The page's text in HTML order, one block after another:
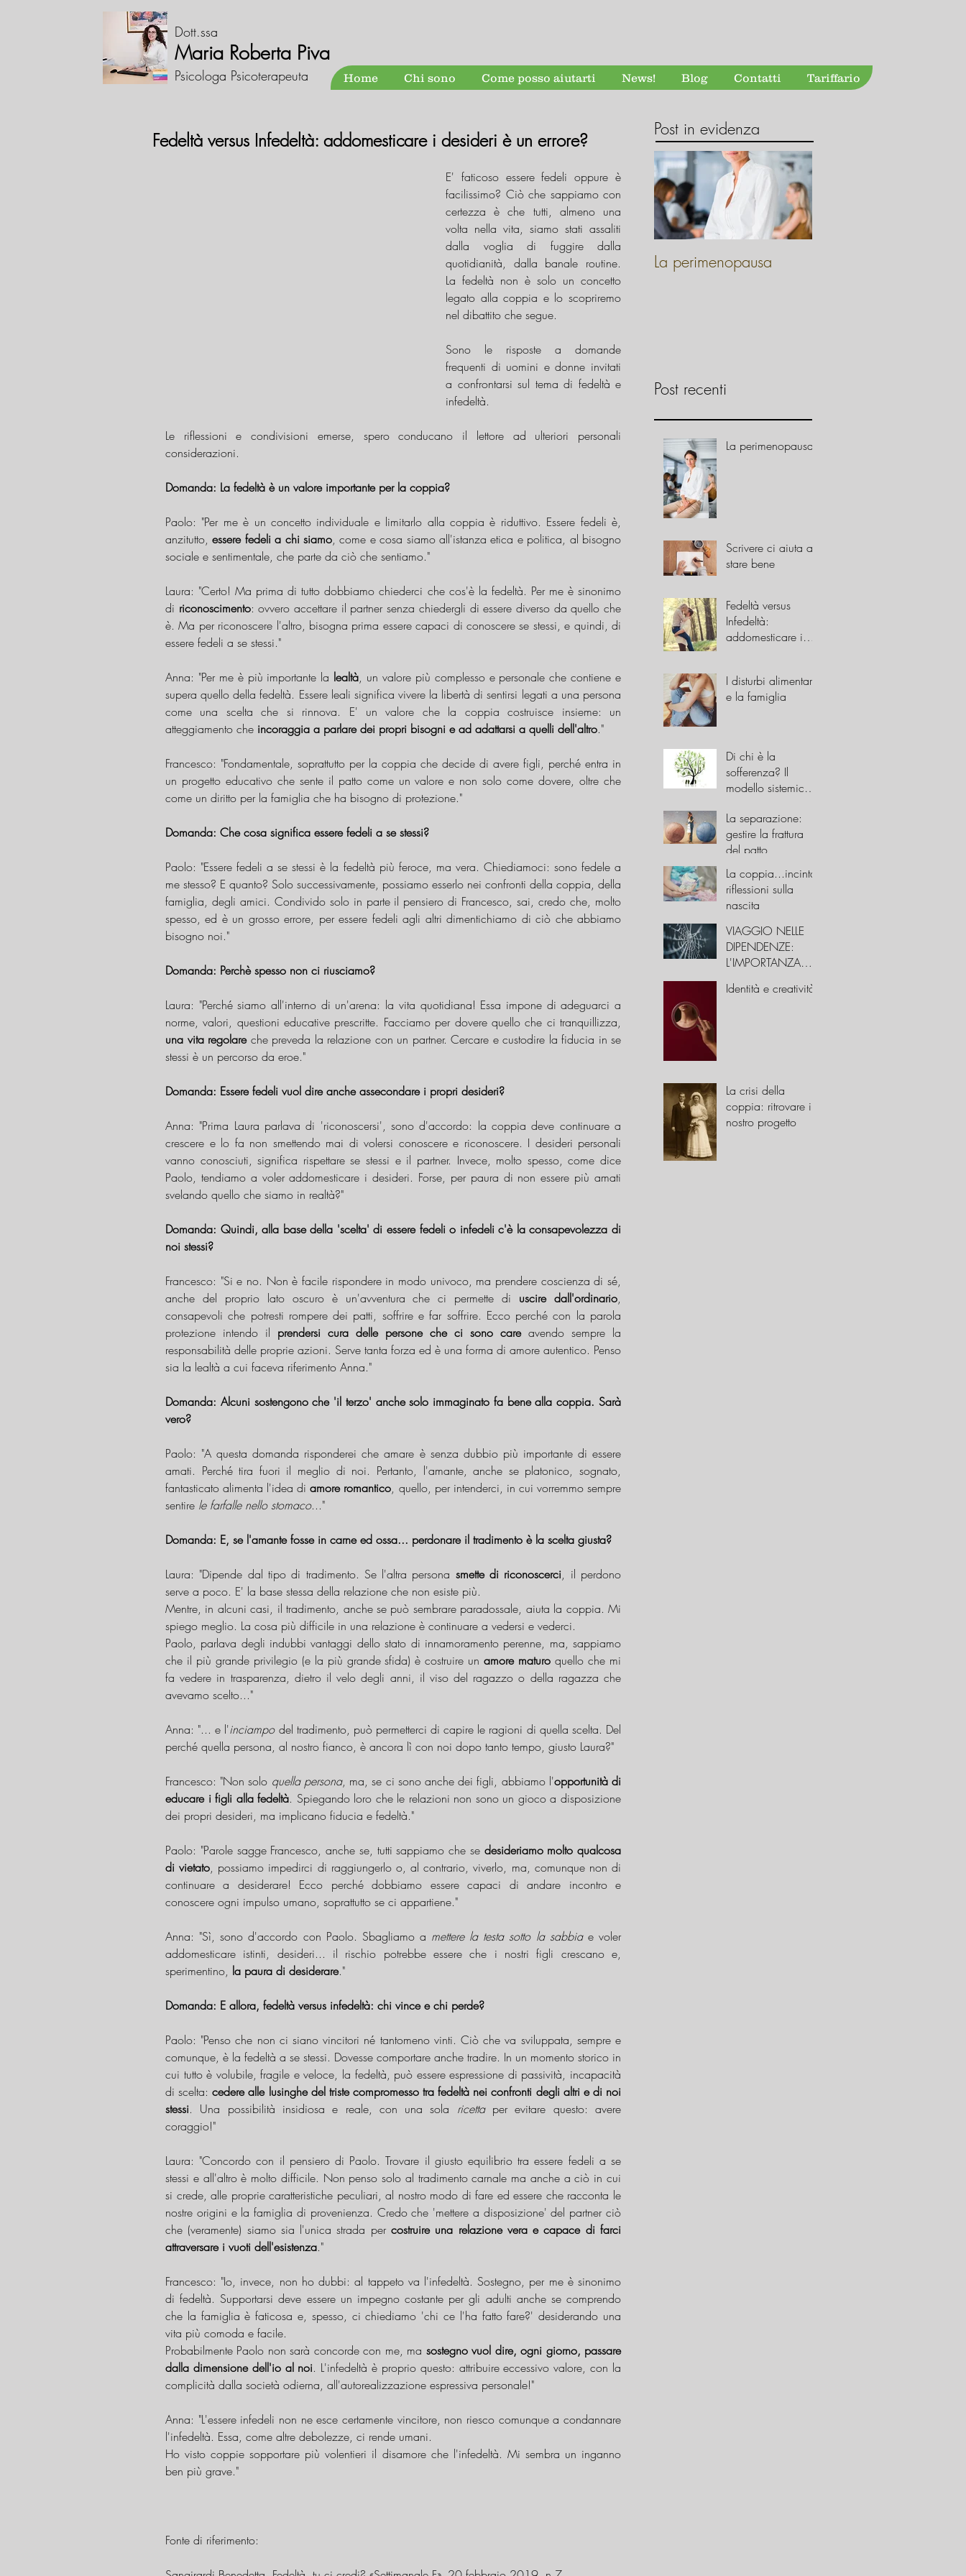
Dott.ssa
Maria Roberta Piva
Psicologa Psicoterapeuta Home Chi sono Come posso aiutarti News! Blog Contatti Tariffario
Fedeltà versus Infedeltà: addomesticare i desideri è un errore?
E' faticoso essere fedeli oppure è
facilissimo? Ciò che sappiamo con
certezza è che tutti, almeno una
volta nella vita, siamo stati assaliti
dalla voglia di fuggire dalla
quotidianità, dalla banale routine.
La fedeltà non è solo un concetto
legato alla coppia e lo scopriremo
nel dibattito che segue.
Sono le risposte a domande
frequenti di uomini e donne invitati
a confrontarsi sul tema di fedeltà e
infedeltà.
Le riflessioni e condivisioni emerse, spero conducano il lettore ad ulteriori personali
considerazioni.
Domanda: La fedeltà è un valore importante per la coppia?
Paolo: "Per me è un concetto individuale e limitarlo alla coppia è riduttivo. Essere fedeli è,
anzitutto, essere fedeli a chi siamo, come e cosa siamo all'istanza etica e politica, al bisogno
sociale e sentimentale, che parte da ciò che sentiamo."
Laura: "Certo! Ma prima di tutto dobbiamo chiederci che cos'è la fedeltà. Per me è sinonimo
di riconoscimento: ovvero accettare il partner senza chiedergli di essere diverso da quello che
è. Ma per riconoscere l'altro, bisogna prima essere capaci di conoscere se stessi, e quindi, di
essere fedeli a se stessi."
Anna: "Per me è più importante la lealtà, un valore più complesso e personale che contiene e
supera quello della fedeltà. Essere leali significa vivere la libertà di sentirsi legati a una persona
come una scelta che si rinnova. E' un valore che la coppia costruisce insieme: un
atteggiamento che incoraggia a parlare dei propri bisogni e ad adattarsi a quelli dell'altro."
Francesco: "Fondamentale, soprattutto per la coppia che decide di avere figli, perché entra in
un progetto educativo che sente il patto come un valore e non solo come dovere, oltre che
come un diritto per la famiglia che ha bisogno di protezione."
Domanda: Che cosa significa essere fedeli a se stessi?
Paolo: "Essere fedeli a se stessi è la fedeltà più feroce, ma vera. Chiediamoci: sono fedele a
me stesso? E quanto? Solo successivamente, possiamo esserlo nei confronti della coppia, della
famiglia, degli amici. Condivido solo in parte il pensiero di Francesco, sai, credo che, molto
spesso, ed è un grosso errore, per essere fedeli agli altri dimentichiamo di ciò che abbiamo
bisogno noi."
Domanda: Perchè spesso non ci riusciamo?
Laura: "Perché siamo all'interno di un'arena: la vita quotidiana! Essa impone di adeguarci a
una vita regolare che preveda la relazione con un partner. Cercare e custodire la fiducia in se
stessi è un percorso da eroe."
Domanda: Essere fedeli vuol dire anche assecondare i propri desideri?
Anna: "Prima Laura parlava di 'riconoscersi', sono d'accordo: la coppia deve continuare a
crescere e lo fa non smettendo mai di volersi conoscere e riconoscere. I desideri personali
vanno conosciuti, significa rispettare se stessi e il partner. Invece, molto spesso, come dice
Paolo, tendiamo a voler addomesticare i desideri. Forse, per paura di non essere più amati
svelando quello che siamo in realtà?"
Domanda: Quindi, alla base della 'scelta' di essere fedeli o infedeli c'è la consapevolezza di
noi stessi?
Francesco: "Si e no. Non è facile rispondere in modo univoco, ma prendere coscienza di sé,
anche del proprio lato oscuro è un'avventura che ci permette di uscire dall'ordinario,
consapevoli che potresti rompere dei patti, soffrire e far soffrire. Ecco perché con la parola
protezione intendo il prendersi cura delle persone che ci sono care avendo sempre la
responsabilità delle proprie azioni. Serve tanta forza ed è una forma di amore autentico. Penso
sia la lealtà a cui faceva riferimento Anna."
Domanda: Alcuni sostengono che 'il terzo' anche solo immaginato fa bene alla coppia. Sarà
vero?
Paolo: "A questa domanda risponderei che amare è senza dubbio più importante di essere
amati. Perché tira fuori il meglio di noi. Pertanto, l'amante, anche se platonico, sognato,
fantasticato alimenta l'idea di amore romantico, quello, per intenderci, in cui vorremmo sempre
sentire le farfalle nello stomaco..."
Domanda: E, se l'amante fosse in carne ed ossa... perdonare il tradimento è la scelta giusta?
Laura: "Dipende dal tipo di tradimento. Se l'altra persona smette di riconoscerci, il perdono
serve a poco. E' la base stessa della relazione che non esiste più.
Mentre, in alcuni casi, il tradimento, anche se può sembrare paradossale, aiuta la coppia. Mi
spiego meglio. La cosa più difficile in una relazione è continuare a vedersi e vederci.
Paolo, parlava degli indubbi vantaggi dello stato di innamoramento perenne, ma, sappiamo
che il più grande privilegio (e la più grande sfida) è costruire un amore maturo quello che mi
fa vedere in trasparenza, dietro il velo degli anni, il viso del ragazzo o della ragazza che
avevamo scelto..."
Anna: "... e l'inciampo del tradimento, può permetterci di capire le ragioni di quella scelta. Del
perché quella persona, al nostro fianco, è ancora lì con noi dopo tanto tempo, giusto Laura?"
Francesco: "Non solo quella persona, ma, se ci sono anche dei figli, abbiamo l'opportunità di
educare i figli alla fedeltà. Spiegando loro che le relazioni non sono un gioco a disposizione
dei propri desideri, ma implicano fiducia e fedeltà."
Paolo: "Parole sagge Francesco, anche se, tutti sappiamo che se desideriamo molto qualcosa
di vietato, possiamo impedirci di raggiungerlo o, al contrario, viverlo, ma, comunque non di
continuare a desiderare! Ecco perché dobbiamo essere capaci di andare incontro e
conoscere ogni impulso umano, soprattutto se ci appartiene."
Anna: "Sì, sono d'accordo con Paolo. Sbagliamo a mettere la testa sotto la sabbia e voler
addomesticare istinti, desideri... il rischio potrebbe essere che i nostri figli crescano e,
sperimentino, la paura di desiderare."
Domanda: E allora, fedeltà versus infedeltà: chi vince e chi perde?
Paolo: "Penso che non ci siano vincitori né tantomeno vinti. Ciò che va sviluppata, sempre e
comunque, è la fedeltà a se stessi. Dovesse comportare anche tradire. In un momento storico in
cui tutto è volubile, fragile e veloce, la fedeltà, può essere espressione di passività, incapacità
di scelta: cedere alle lusinghe del triste compromesso tra fedeltà nei confronti degli altri e di noi
stessi. Una possibilità insidiosa e reale, con una sola ricetta per evitare questo: avere
coraggio!"
Laura: "Concordo con il pensiero di Paolo. Trovare il giusto equilibrio tra essere fedeli a se
stessi e all'altro è molto difficile. Non penso solo al tradimento carnale ma anche a ciò in cui
si crede, alle proprie caratteristiche peculiari, al nostro modo di fare ed essere che racconta le
nostre origini e la famiglia di provenienza. Credo che 'mettere a disposizione' del partner ciò
che (veramente) siamo sia l'unica strada per costruire una relazione vera e capace di farci
attraversare i vuoti dell'esistenza."
Francesco: "Io, invece, non ho dubbi: al tappeto va l'infedeltà. Sostegno, per me è sinonimo
di fedeltà. Supportarsi deve essere un impegno costante per gli adulti anche se comprendo
che la famiglia è faticosa e, spesso, ci chiediamo 'chi ce l'ha fatto fare?' desiderando una
vita più comoda e facile.
Probabilmente Paolo non sarà concorde con me, ma sostegno vuol dire, ogni giorno, passare
dalla dimensione dell'io al noi. L'infedeltà è proprio questo: attribuire eccessivo valore, con la
complicità dalla società odierna, all'autorealizzazione espressiva personale!"
Anna: "L'essere infedeli non ne esce certamente vincitore, non riesco comunque a condannare
l'infedeltà. Essa, come altre debolezze, ci rende umani.
Ho visto coppie sopportare più volentieri il disamore che l'infedeltà. Mi sembra un inganno
ben più grave."
Fonte di riferimento:
Post in evidenza
La perimenopausa
Post recenti
La perimenopausa
Scrivere ci aiuta a
stare bene
Fedeltà versus
Infedeltà:
addomesticare i
I disturbi alimentari
e la famiglia
Di chi è la
sofferenza? Il
modello sistemico-
La separazione:
gestire la frattura
del patto
La coppia...incinta:
riflessioni sulla
nascita
VIAGGIO NELLE
DIPENDENZE:
L'IMPORTANZA
FAMILIARE
Identità e creatività
La crisi della
coppia: ritrovare il
nostro progetto